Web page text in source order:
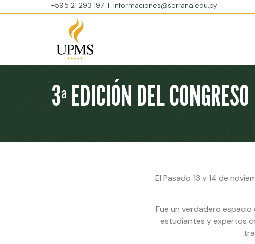
+595 21 293 197 | informaciones@serrana.edu.py
3ª EDICIÓN DEL
El Pasado 13 y 14 de
Fue un verdadero
estudiantes y expertos